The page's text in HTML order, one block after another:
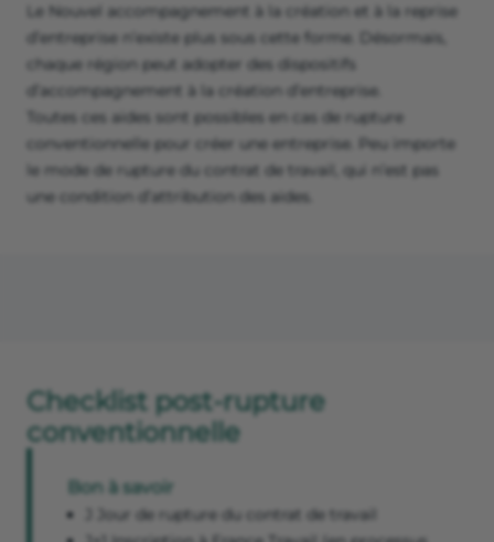
Le Nouvel accompagnement à la création et à la reprise
d’entreprise n’existe plus sous cette forme. Désormais,
chaque région peut adopter des dispositifs
d’accompagnement à la création d’entreprise.
Toutes ces aides sont possibles en cas de rupture
conventionnelle pour créer une entreprise. Peu importe
le mode de rupture du contrat de travail, qui n’est pas
une condition d’attribution des aides.
Checklist post-rupture
conventionnelle
Bon à savoir
J Jour de rupture du contrat de travail